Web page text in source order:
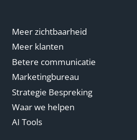
Meer zichtbaarheid
Meer klanten
Betere communicatie
Marketingbureau
Strategie Bespreking
Waar we helpen
AI Tools